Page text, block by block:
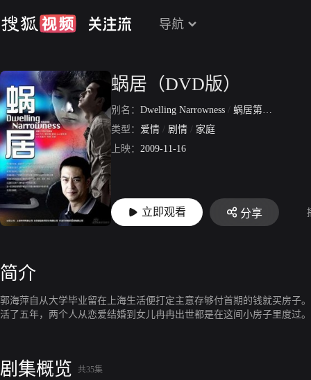
导航
蜗居（DVD版）
别名： Dwelling Narrowness / 蜗居第一部
类型： 爱情 / 剧情 / 家庭
上映： 2009-11-16
立即观看 分享
简介
郭海萍自从大学毕业留在上海生活便打定主意存够付首期的钱就买房子
活了五年，两个人从恋爱结婚到女儿冉冉出世都是在这间小房子里度过。
剧集概览 共35集